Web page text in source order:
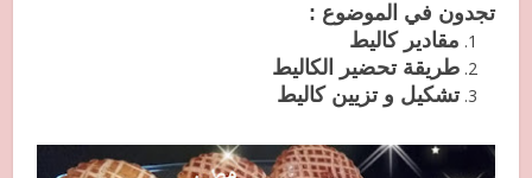
تجدون في الموضوع :
مقادير كاليط
طريقة تحضير الكاليط
تشكيل و تزيين كاليط